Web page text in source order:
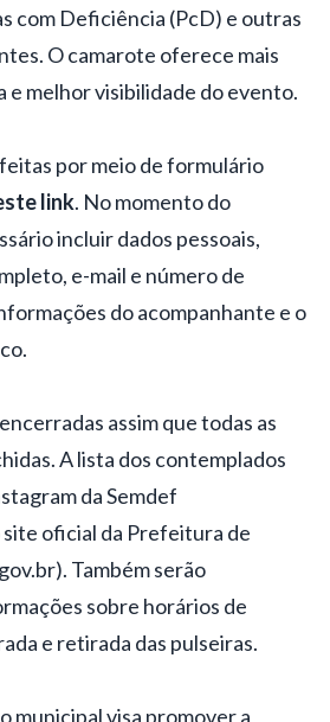
com Deficiência (PcD) e outras
O camarote oferece mais
melhor visibilidade do evento.
por meio de formulário
link. No momento do
incluir dados pessoais,
e-mail e número de
do acompanhante e o
assim que todas as
A lista dos contemplados
da Semdef
site oficial da Prefeitura de
Também serão
sobre horários de
e retirada das pulseiras.
municipal visa promover a